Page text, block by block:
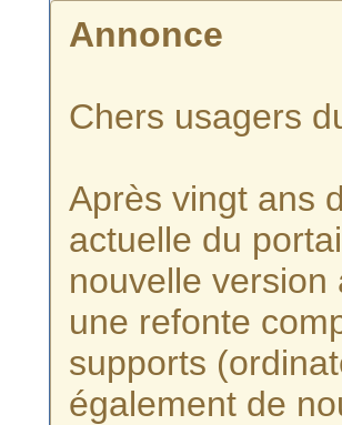
Annonce
Chers usagers
Après vingt ans
actuelle du
nouvelle version
une refonte
supports
également de